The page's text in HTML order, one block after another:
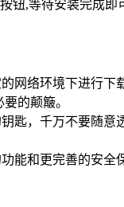
钮,等待安装完成即
网络环境下进行
的颠簸。
匙，千万不要随
能和更完善的安